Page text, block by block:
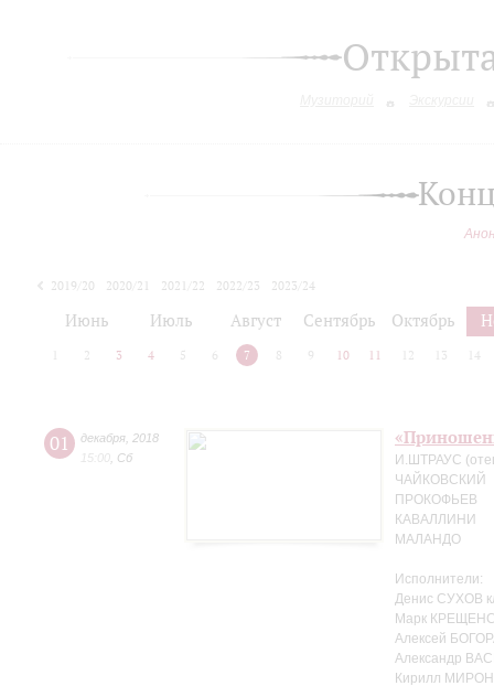
2019/20 2020/21 2021/22 2022/23
2023/24
Июнь Июль Август Сентябрь Октябрь
2 3 4 5 6 7 8 9 10 11 12 13 14
01 декабря 2018
15:00 Сб
И.ШТРАУС
ЧАЙКОВСКИЙ
ПРОКОФЬЕВ
КАВАЛЛИНИ
МАЛАНДО
Исполнители:
Денис СУХОВ
Марк
Алексей
Александр
Кирилл МИРОН